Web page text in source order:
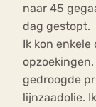
naar 45
dag gestopt.
Ik kon
gedroogde
lijnzaadolie.